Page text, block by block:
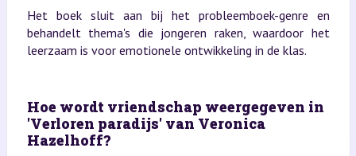
Het boek sluit aan bij het probleemboek-genre en
behandelt thema's die jongeren raken, waardoor het
leerzaam is voor emotionele ontwikkeling in de klas.
Hoe wordt vriendschap weergegeven in
'Verloren paradijs' van Veronica
Hazelhoff?